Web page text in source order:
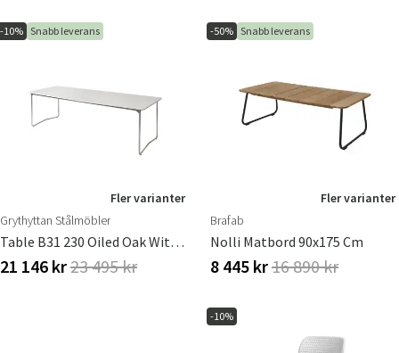
-10% Snabb leverans
Fler varianter
Grythyttan Stålmöbler
Table B31 230 Oiled Oak With Hot Galvanized Base
21 146 kr23 495 kr
-50% Snabb leverans
Fler varianter
Brafab
Nolli Matbord 90x175 Cm
8 445 kr16 890 kr
-10%